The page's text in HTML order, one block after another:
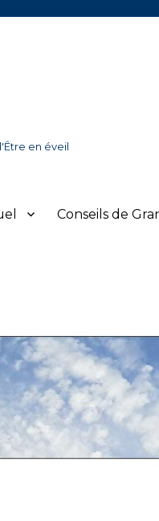
en éveil
Conseils de